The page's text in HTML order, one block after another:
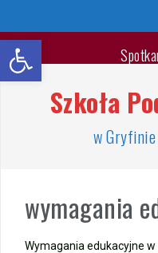
treści
Wyprawka
Zakończenie
Szkoła
w
wymagania
Wymagania edukacyjne
Otwórz pasek narzędzi